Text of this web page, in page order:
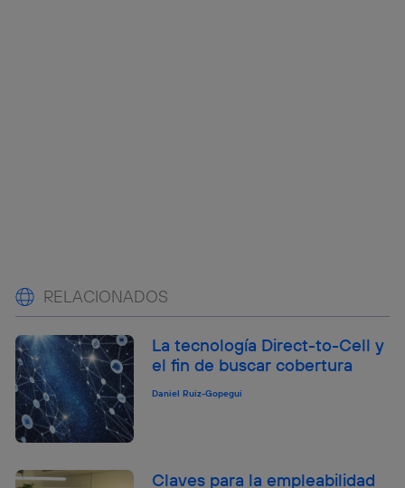
RELACIONADOS
La tecnología Direct-to-Cell y
el fin de buscar cobertura
Daniel Ruiz-Gopegui
Claves para la empleabilidad